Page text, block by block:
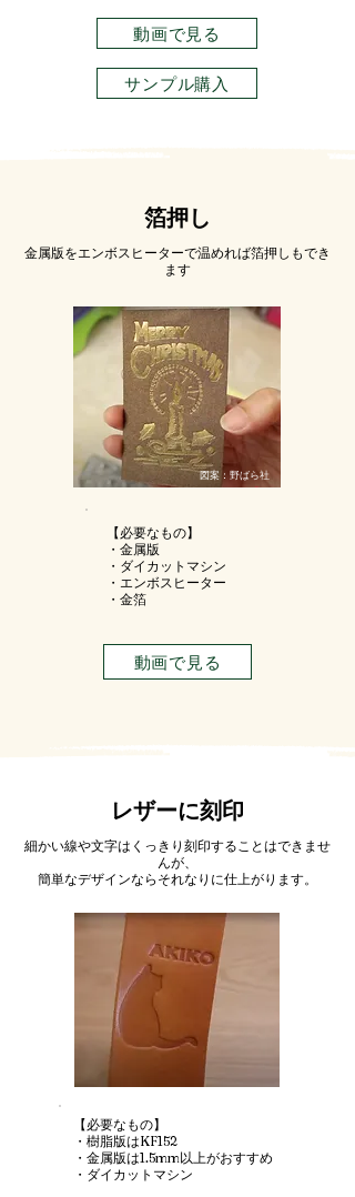
動画で見る
サンプル購入
​箔押し
​金属版をエンボスヒーターで温めれば​箔押しもでき
ます
図案：野ばら社
【必要なもの】
・金属版
・ダイカットマシン
・エンボスヒーター
・金箔
動画で見る
​レザーに刻印
細かい線や文字はくっきり刻印することはできませ
んが、
簡単なデザインならそれなりに仕上がります。
【​必要なもの】
・樹脂版はKF152
​・金属版は1.5mm以上がおすすめ​
・ダイカットマシン